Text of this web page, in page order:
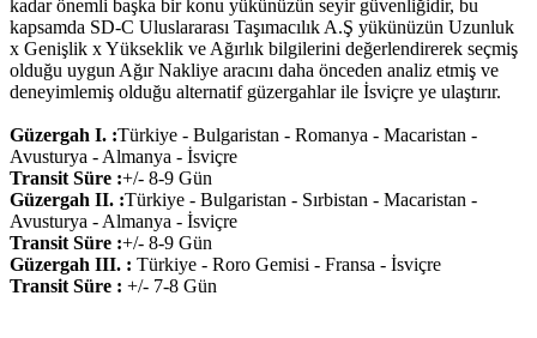
kadar önemli başka bir konu yükünüzün seyir güvenliğidir, bu
kapsamda SD-C Uluslararası Taşımacılık A.Ş yükünüzün Uzunluk
x Genişlik x Yükseklik ve Ağırlık bilgilerini değerlendirerek seçmiş
olduğu uygun Ağır Nakliye aracını daha önceden analiz etmiş ve
deneyimlemiş olduğu alternatif güzergahlar ile İsviçre ye ulaştırır.
Güzergah I. :Türkiye - Bulgaristan - Romanya - Macaristan -
Avusturya - Almanya - İsviçre
Transit Süre :+/- 8-9 Gün
Güzergah II. :Türkiye - Bulgaristan - Sırbistan - Macaristan -
Avusturya - Almanya - İsviçre
Transit Süre :+/- 8-9 Gün
Güzergah III. : Türkiye - Roro Gemisi - Fransa - İsviçre
Transit Süre : +/- 7-8 Gün